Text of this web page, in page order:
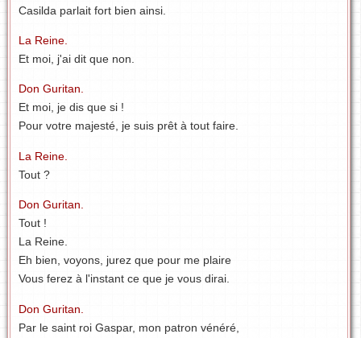
Casilda parlait fort bien ainsi.
La Reine.
Et moi, j'ai dit que non.
Don Guritan.
Et moi, je dis que si !
Pour votre majesté, je suis prêt à tout faire.
La Reine.
Tout ?
Don Guritan.
Tout !
La Reine.
Eh bien, voyons, jurez que pour me plaire
Vous ferez à l'instant ce que je vous dirai.
Don Guritan.
Par le saint roi Gaspar, mon patron vénéré,